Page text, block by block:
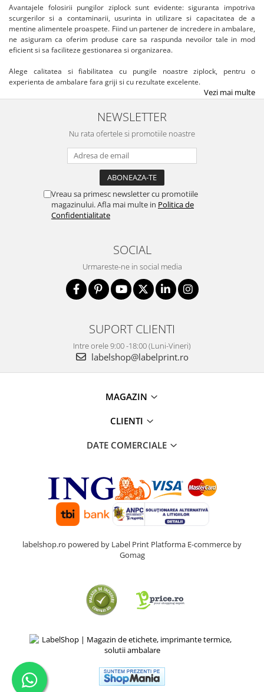
Avantajele folosirii pungilor ziplock sunt evidente: siguranta impotriva
scurgerilor si a contaminarii, usurinta in utilizare si capacitatea de a
mentine alimentele proaspete. Fiind un partener de incredere in ambalare,
ne asiguram ca oferim produse care sa raspunda nevoilor tale in mod
eficient si sa faciliteze gestionarea si organizarea.
Alege calitatea si fiabilitatea cu pungile noastre ziplock, pentru o
experienta de ambalare fara griji si cu rezultate excelente.
Vezi mai multe
NEWSLETTER
Nu rata ofertele si promotiile noastre
Vreau sa primesc newsletter cu promotiile
magazinului. Afla mai multe in Politica de
Confidentialitate
SOCIAL
Urmareste-ne in social media
SUPORT CLIENTI
Intre orele 9:00 -18:00 (Luni-Vineri)
labelshop@labelprint.ro
MAGAZIN
CLIENTI
DATE COMERCIALE
labelshop.ro powered by Label Print Platforma E-commerce by
Gomag